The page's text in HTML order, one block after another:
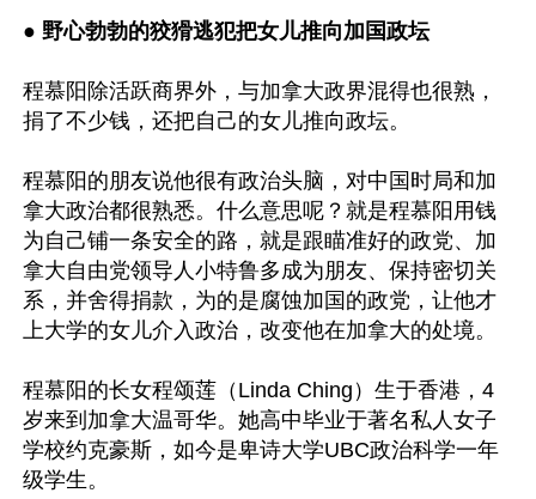
● 野心勃勃的狡猾逃犯把女儿推向加国政坛
程慕阳除活跃商界外，与加拿大政界混得也很熟，
捐了不少钱，还把自己的女儿推向政坛。
程慕阳的朋友说他很有政治头脑，对中国时局和加
拿大政治都很熟悉。什么意思呢？就是程慕阳用钱
为自己铺一条安全的路，就是跟瞄准好的政党、加
拿大自由党领导人小特鲁多成为朋友、保持密切关
系，并舍得捐款，为的是腐蚀加国的政党，让他才
上大学的女儿介入政治，改变他在加拿大的处境。
程慕阳的长女程颂莲（Linda Ching）生于香港，4
岁来到加拿大温哥华。她高中毕业于著名私人女子
学校约克豪斯，如今是卑诗大学UBC政治科学一年
级学生。